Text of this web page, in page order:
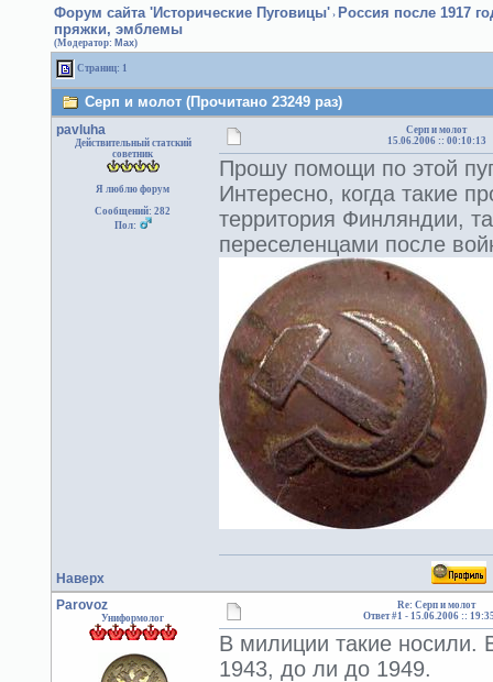
Форум сайта 'Исторические Пуговицы' › Россия после 1917
пряжки, эмблемы
(Модератор: Max)
Страниц: 1
Серп и молот (Прочитано 23249 раз)
pavluha
Действительный статский
советник
Я люблю форум
Сообщений: 282
Пол:
Серп и молот
15.06.2006 :: 00:10:13
Прошу помощи по этой
Интересно, когда такие
территория Финляндии,
переселенцами после
Наверх
Parovoz
Униформолог
Re: Серп и молот
Ответ #1 - 15.06.2006 ::
В милиции такие носили.
1943, до ли до 1949.